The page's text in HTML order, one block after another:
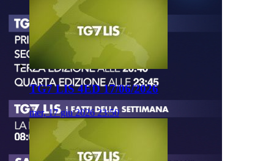
TG7 LIS 4ED 17/06/2026
mer, 17 giu 2026 23:50